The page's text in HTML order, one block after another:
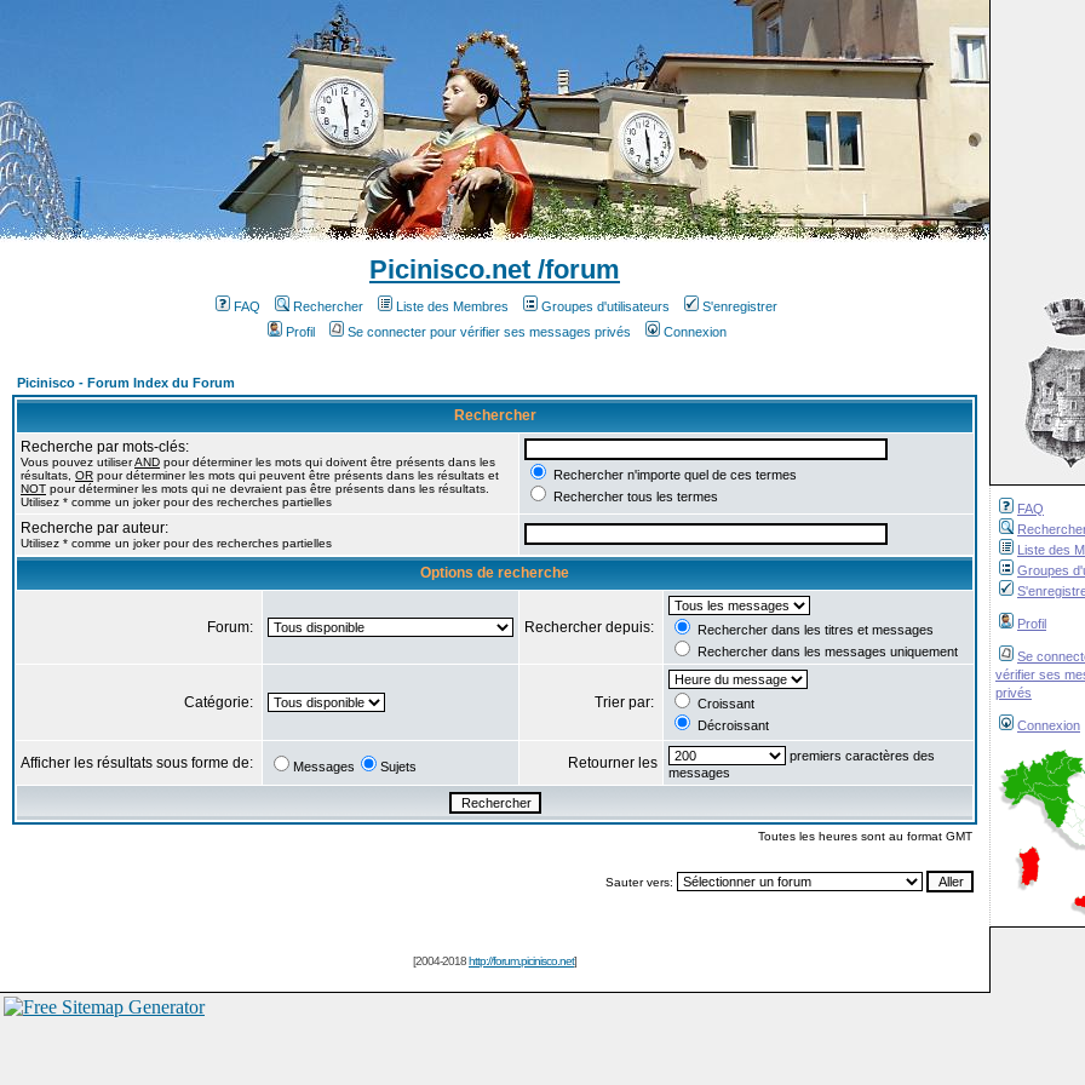
FAQ
Liste des
Groupes
Profil
Se
vérifier ses
privés
Connexion
Picinisco.net /forum
FAQ Rechercher Liste des Membres Groupes d'utilisateurs
S'enregistrer
Profil
Se connecter pour vérifier ses messages privés Connexion
Picinisco - Forum Index du Forum
Rechercher
Recherche par mots-clés:
Vous pouvez utiliserAND pour déterminer les mots qui doivent être présents dans les
résultats, OR pour déterminer les mots qui peuvent être présents dans les résultats et
NOT pour déterminer les mots qui ne devraient pas être présents dans les résultats.
Utilisez * comme un joker pour des recherches partielles
Rechercher n'importe quel de ces termes
Rechercher tous les termes
Recherche par auteur:
Utilisez * comme un joker pour des recherches partielles
Options de recherche
Forum: Rechercher depuis:
Rechercher dans les titres et messages
Rechercher dans les messages uniquement
Catégorie: Trier par:
Croissant
Décroissant
Afficher les résultats sous forme de: Messages Sujets Retourner les
premiers caractères des
messages
Toutes les heures sont au format GMT
Sauter vers:
[2004-2018http://forum.picinisco.net]